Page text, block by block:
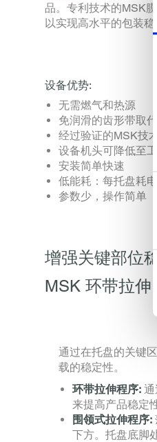
品。专利技术的MSK
以实现高水平的包装
设备优势:
无需燃气和热源
免润滑的齿形带取
经过验证的MSK技
设备机头可降低至
安装简单快速
低能耗：每托盘耗
参数少，操作简单
增强关键部位
MSK 环带拉伸
通过在托盘的关键
载的稳定性。
环带拉伸程序:通
来提高产品稳定性
围领式拉伸程序:
下方。托盘底脚